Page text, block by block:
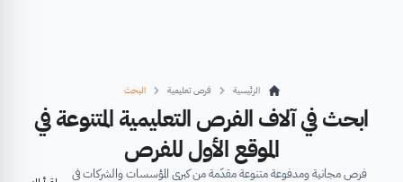
الرئيسية فرص تعليمية البحث
ابحث في آلاف الفرص التعليمية المتنوعة في
الموقع الأول للفرص
فرص مجانية ومدفوعة متنوعة مقدّمة من كبرى المؤسسات والشركات في